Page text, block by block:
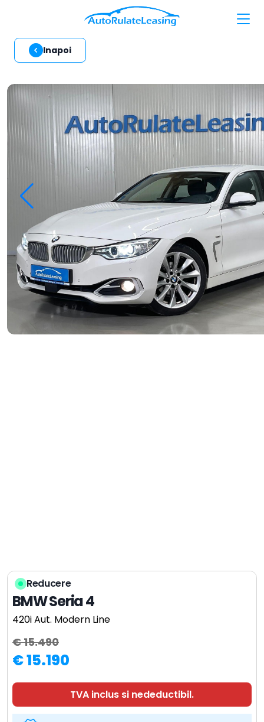
Inapoi
Reducere
BMW Seria 4
420i Aut. Modern Line
€ 15.490
€ 15.190
TVA inclus si nedeductibil.